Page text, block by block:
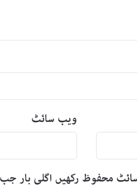
ویب‌ سائٹ
سائٹ محفوظ رکھیں اگلی بار